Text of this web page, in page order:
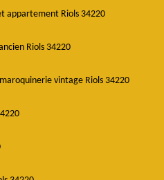
appartement Riols 34220
Riols 34220
vintage Riols 34220